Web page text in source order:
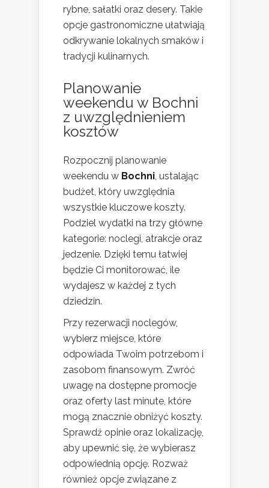
rybne, sałatki oraz desery. Takie
opcje gastronomiczne ułatwiają
odkrywanie lokalnych smaków i
tradycji kulinarnych.
Planowanie
weekendu w Bochni
z uwzględnieniem
kosztów
Rozpocznij planowanie
weekendu w Bochni , ustalając
budżet, który uwzględnia
wszystkie kluczowe koszty.
Podziel wydatki na trzy główne
kategorie: noclegi, atrakcje oraz
jedzenie. Dzięki temu łatwiej
będzie Ci monitorować, ile
wydajesz w każdej z tych
dziedzin.
Przy rezerwacji noclegów,
wybierz miejsce, które
odpowiada Twoim potrzebom i
zasobom finansowym. Zwróć
uwagę na dostępne promocje
oraz oferty last minute, które
mogą znacznie obniżyć koszty.
Sprawdź opinie oraz lokalizację,
aby upewnić się, że wybierasz
odpowiednią opcję. Rozważ
również opcje związane z